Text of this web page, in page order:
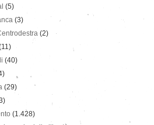
(5)
(3)
(2)
(40)
(29)
(1.428)